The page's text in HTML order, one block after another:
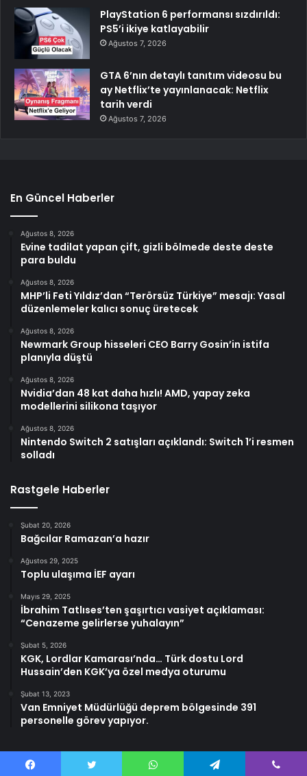
PlayStation 6 performansı sızdırıldı:
PS5’i ikiye katlayabilir
Ağustos 7, 2026
GTA 6’nın detaylı tanıtım videosu bu
ay Netflix’te yayınlanacak: Netflix
tarih verdi
Ağustos 7, 2026
En Güncel Haberler
Ağustos 8, 2026
Evine tadilat yapan çift, gizli bölmede deste deste
para buldu
Ağustos 8, 2026
MHP’li Feti Yıldız’dan “Terörsüz Türkiye” mesajı: Yasal
düzenlemeler kalıcı sonuç üretecek
Ağustos 8, 2026
Newmark Group hisseleri CEO Barry Gosin’in istifa
planıyla düştü
Ağustos 8, 2026
Nvidia’dan 48 kat daha hızlı! AMD, yapay zeka
modellerini silikona taşıyor
Ağustos 8, 2026
Nintendo Switch 2 satışları açıklandı: Switch 1’i resmen
solladı
Rastgele Haberler
Şubat 20, 2026
Bağcılar Ramazan’a hazır
Ağustos 29, 2025
Toplu ulaşıma İEF ayarı
Mayıs 29, 2025
İbrahim Tatlıses’ten şaşırtıcı vasiyet açıklaması:
“Cenazeme gelirlerse yuhalayın”
Şubat 5, 2026
KGK, Lordlar Kamarası’nda… Türk dostu Lord
Hussain’den KGK’ya özel medya oturumu
Şubat 13, 2023
Van Emniyet Müdürlüğü deprem bölgesinde 391
personelle görev yapıyor.